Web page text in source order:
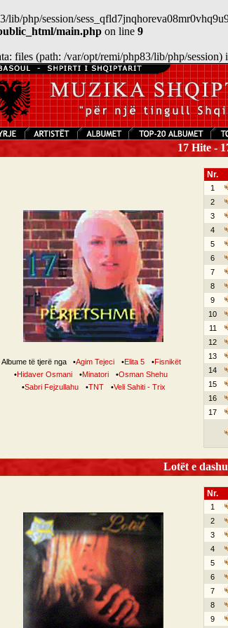
lib/php/session/
main.php on line 9
files (path: /var/opt/remi/php83/lib/php/session)
17 Hite -
Albume të tjerë nga •Agim Tejeci •Elita 5 •Fisnikët
•Hidaver Osmani •Minatori •Osman Shehu
•Sabri Fejzullahu •TNT •Veli Sahiti - Trix
Nr.
1
2
3
4
5
6
7
8
9
10
11
12
13
14
15
16
17
Lotët e
Nr.
1
2
3
4
5
6
7
8
9